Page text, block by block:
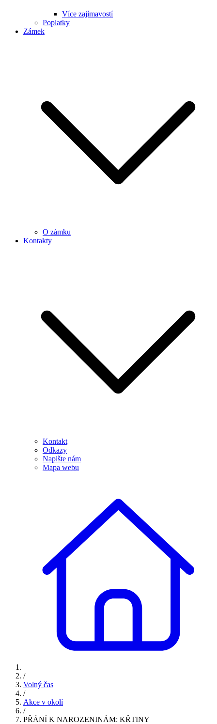
Více zajímavostí
Poplatky
Zámek
O zámku
Kontakty
Kontakt
Odkazy
Napište nám
Mapa webu
/
Volný čas
/
Akce v okolí
/
PŘÁNÍ K NAROZENINÁM: KŘTINY